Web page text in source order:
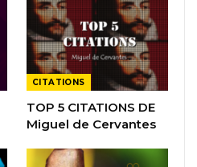
CITATIONS
TOP 5 CITATIONS DE
Miguel de Cervantes